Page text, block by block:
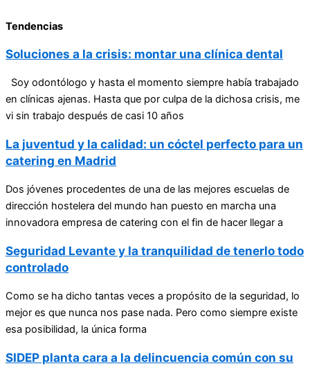
Tendencias
Soluciones a la crisis: montar una clínica dental
Soy odontólogo y hasta el momento siempre había trabajado
en clínicas ajenas. Hasta que por culpa de la dichosa crisis, me
vi sin trabajo después de casi 10 años
La juventud y la calidad: un cóctel perfecto para un
catering en Madrid
Dos jóvenes procedentes de una de las mejores escuelas de
dirección hostelera del mundo han puesto en marcha una
innovadora empresa de catering con el fin de hacer llegar a
Seguridad Levante y la tranquilidad de tenerlo todo
controlado
Como se ha dicho tantas veces a propósito de la seguridad, lo
mejor es que nunca nos pase nada. Pero como siempre existe
esa posibilidad, la única forma
SIDEP planta cara a la delincuencia común con su